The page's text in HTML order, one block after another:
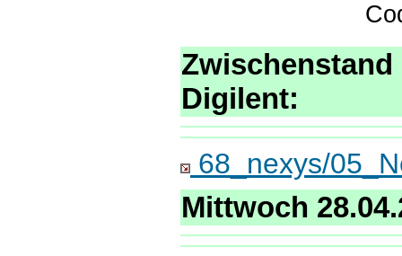
Digilent:
68_nexys/
Mittwoch